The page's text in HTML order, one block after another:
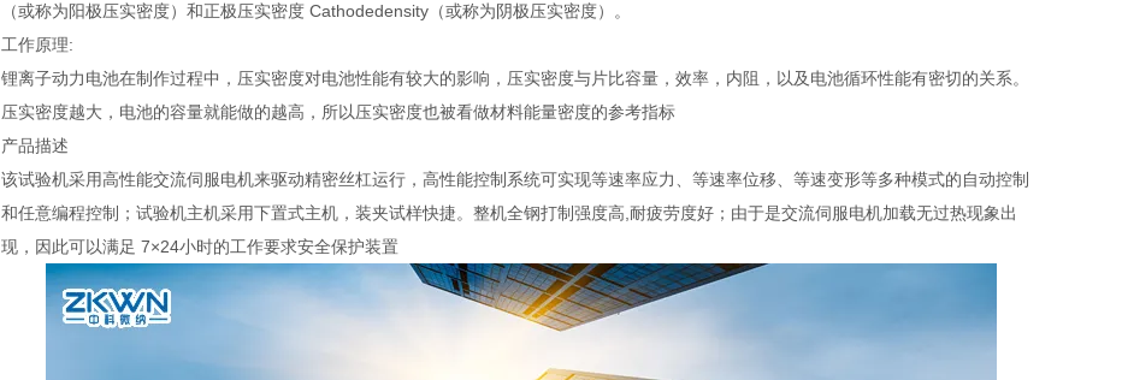
（或称为阳极压实密度）和正极压实密度 Cathodedensity（或称为阴极压实密度）。
工作原理:
锂离子动力电池在制作过程中，压实密度对电池性能有较大的影响，压实密度与片比容量，效率，内阻，以及电池循环性能有密切的关系。
压实密度越大，电池的容量就能做的越高，所以压实密度也被看做材料能量密度的参考指标
产品描述
该试验机采用高性能交流伺服电机来驱动精密丝杠运行，高性能控制系统可实现等速率应力、等速率位移、等速变形等多种模式的自动控制
和任意编程控制；试验机主机采用下置式主机，装夹试样快捷。整机全钢打制强度高,耐疲劳度好；由于是交流伺服电机加载无过热现象出
现，因此可以满足 7×24小时的工作要求安全保护装置